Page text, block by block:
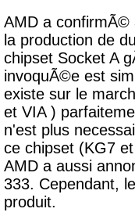
AMD a confirmÃ©
la production de
chipset Socket A
invoquÃ©e est
existe sur le
et VIA )
n'est plus
ce chipset (KG7
AMD a aussi
333. Cependant,
produit.